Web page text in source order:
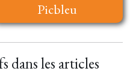
Picbleu
dans les articles